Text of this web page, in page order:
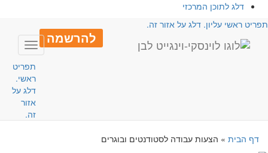
דלג לתוכן המרכזי
ראשי עליון. דלג על אזור זה.
להרשמה
Toggle
תפריט
ראשי.
דלג על
אזור
זה.
דף הבית» הצעות עבודה לסטודנטים ובוגרים